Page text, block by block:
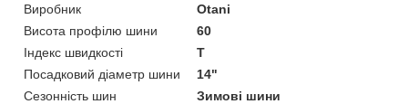
Виробник
Otani
Висота профілю шини
60
Індекс швидкості
T
Посадковий діаметр шини
14"
Сезонність шин
Зимові шини